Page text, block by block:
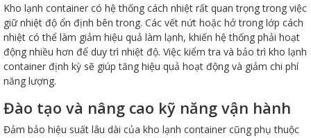
Kho lạnh container có hệ thống cách nhiệt rất quan trọng trong việc
giữ nhiệt độ ổn định bên trong. Các vết nứt hoặc hở trong lớp cách
nhiệt có thể làm giảm hiệu quả làm lạnh, khiến hệ thống phải hoạt
động nhiều hơn để duy trì nhiệt độ. Việc kiểm tra và bảo trì kho lạnh
container định kỳ sẽ giúp tăng hiệu quả hoạt động và giảm chi phí
năng lượng.
Đào tạo và nâng cao kỹ năng vận hành
Đảm bảo hiệu suất lâu dài của kho lạnh container cũng phụ thuộc